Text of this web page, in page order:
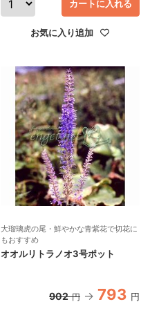
カートに入れる
お気に入り追加
大瑠璃虎の尾・鮮やかな青紫花で切花に
もおすすめ
オオルリトラノオ3号ポット
902 円 793 円